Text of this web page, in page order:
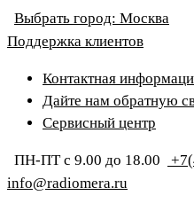
Выбрать город: Москва
Поддержка клиентов
Контактная
Дайте нам обратную
Сервисный центр
ПН-ПТ с 9.00 до 18.00
info@radiomera.ru